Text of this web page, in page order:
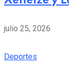
julio 25, 2026
Deportes